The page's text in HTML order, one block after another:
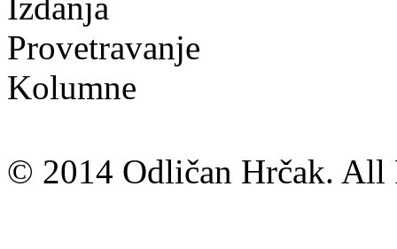
Provetravanje
Kolumne
© 2014 Odličan Hrčak. All